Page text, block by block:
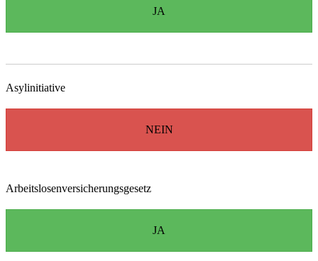
JA
Asylinitiative
NEIN
Arbeitslosenversicherungsgesetz
JA